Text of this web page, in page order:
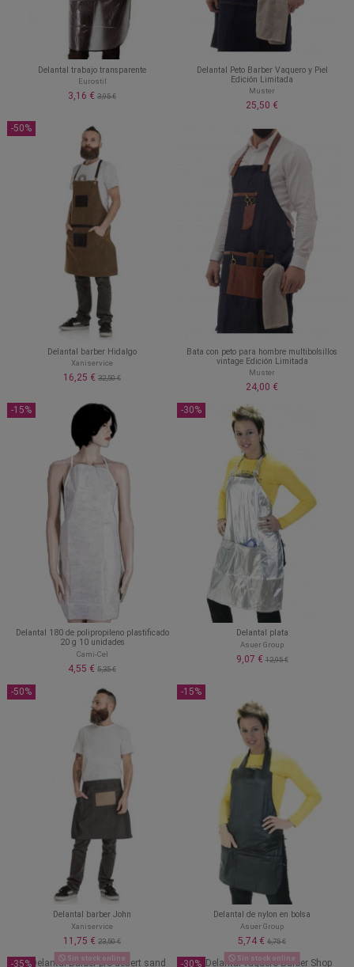
Delantal trabajo transparente
Eurostil
3,16 € 3,95 €
Delantal Peto Barber Vaquero y Piel
Edición Limitada
Muster
25,50 €
-50%
Delantal barber Hidalgo
Xaniservice
16,25 € 32,50 €
Bata con peto para hombre multibolsillos
vintage Edición Limitada
Muster
24,00 €
-15%
Delantal 180 de polipropileno plastificado
20 g 10 unidades
Cami-Cel
4,55 € 5,35 €
-30%
Delantal plata
Asuer Group
9,07 €12,95 €
-50%
Delantal barber John
Xaniservice
11,75 € 23,50 €
-15%
Delantal de nylon en bolsa
Asuer Group
5,74 € 6,75 €
-35%
Sin stock online
-30%
Sin stock online